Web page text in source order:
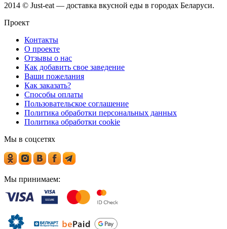
2014 © Just-eat — доставка вкусной еды в городах Беларуси.
Проект
Контакты
О проекте
Отзывы о нас
Как добавить свое заведение
Ваши пожелания
Как заказать?
Способы оплаты
Пользовательское соглашение
Политика обработки персональных данных
Политика обработки cookie
Мы в соцсетях
Мы принимаем: